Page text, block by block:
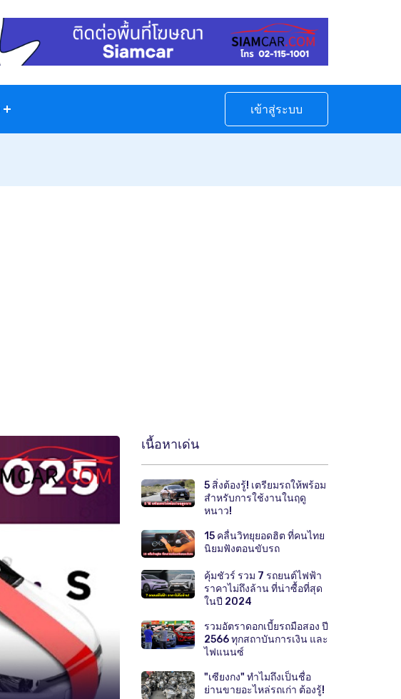
เข้าสู่ระบบ
เนื้อหาเด่น
5 สิ่งต้องรู้! เตรียมรถให้พร้อม
สำหรับการใช้งานในฤดู
หนาว!
15 คลื่นวิทยุยอดฮิต ที่คนไทย
นิยมฟังตอนขับรถ
คุ้มชัวร์ รวม 7 รถยนต์ไฟฟ้า
ราคาไม่ถึงล้าน ที่น่าซื้อที่สุด
ในปี 2024
รวมอัตราดอกเบี้ยรถมือสอง ปี
2566 ทุกสถาบันการเงิน และ
ไฟแนนซ์
"เซียงกง" ทำไมถึงเป็นชื่อ
ย่านขายอะไหล่รถเก่า ต้องรู้!